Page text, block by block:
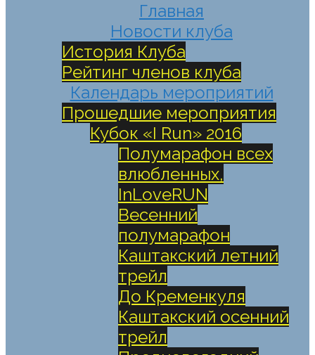
Главная
Новости клуба
История Клуба
Рейтинг членов клуба
Календарь мероприятий
Прошедшие мероприятия
Кубок «I Run» 2016
Полумарафон всех
влюбленных,
InLoveRUN
Весенний
полумарафон
Каштакский летний
трейл
До Кременкуля
Каштакский осенний
трейл